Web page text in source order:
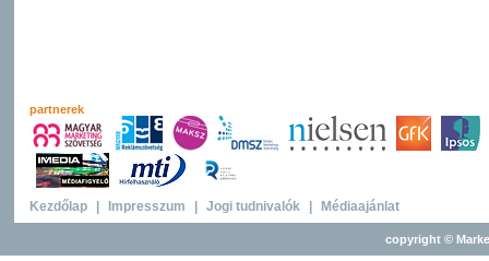
partnerek
Kezdőlap Impresszum Jogi tudnivalók Médiaajánlat
copyright ©